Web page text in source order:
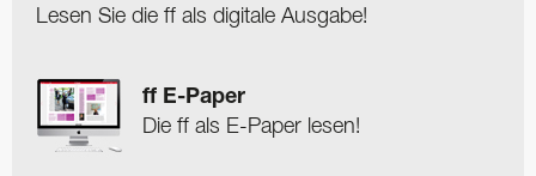
Lesen Sie die ff als digitale Ausgabe!
ff E-Paper
Die ff als E-Paper lesen!